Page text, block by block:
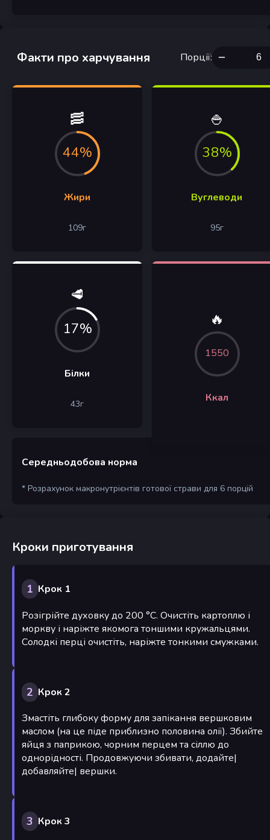
Факти про харчування Порції:
🥓
44%
Жири
109г
🍚
38%
Вуглеводи
95г
🥩
17%
Білки
43г
🔥
1550
Ккал
Середньодобова норма
* Розрахунок макронутрієнтів готової страви для 6 порцій
Кроки приготування
1 Крок 1
Розігрійте духовку до 200 °С. Очистіть картоплю і
моркву і наріжте якомога тоншими кружальцями.
Солодкі перці очистіть, наріжте тонкими смужками.
2 Крок 2
Змастіть глибоку форму для запікання вершковим
маслом (на це піде приблизно половина олії). Збийте
яйця з паприкою, чорним перцем та сіллю до
однорідності. Продовжуючи збивати, додайте|
добавляйте| вершки.
3 Крок 3